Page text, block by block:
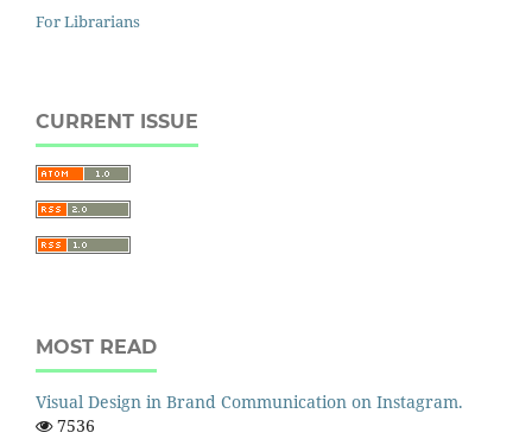
For Librarians
CURRENT ISSUE
MOST READ
Visual Design in Brand Communication on Instagram.
7536